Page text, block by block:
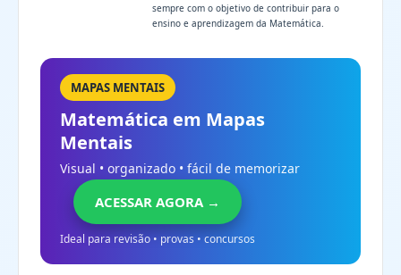
sempre com o objetivo de contribuir para o
ensino e aprendizagem da Matemática.
MAPAS MENTAIS
Matemática em Mapas
Mentais
Visual • organizado • fácil de memorizar
ACESSAR AGORA →
Ideal para revisão • provas • concursos